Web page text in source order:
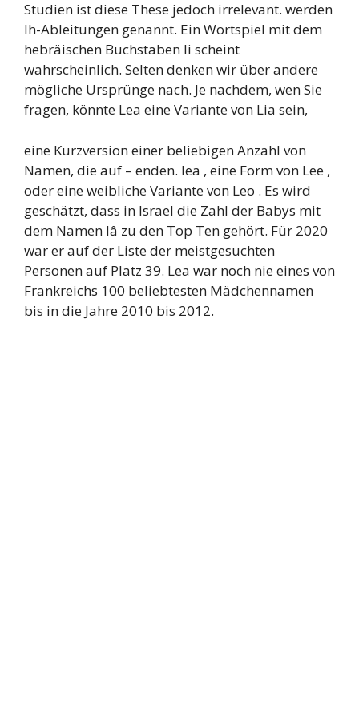
Studien ist diese These jedoch irrelevant. werden
lh-Ableitungen genannt. Ein Wortspiel mit dem
hebräischen Buchstaben li scheint
wahrscheinlich. Selten denken wir über andere
mögliche Ursprünge nach. Je nachdem, wen Sie
fragen, könnte Lea eine Variante von Lia sein,
eine Kurzversion einer beliebigen Anzahl von
Namen, die auf – enden. lea , eine Form von Lee ,
oder eine weibliche Variante von Leo . Es wird
geschätzt, dass in Israel die Zahl der Babys mit
dem Namen lâ zu den Top Ten gehört. Für 2020
war er auf der Liste der meistgesuchten
Personen auf Platz 39. Lea war noch nie eines von
Frankreichs 100 beliebtesten Mädchennamen
bis in die Jahre 2010 bis 2012.